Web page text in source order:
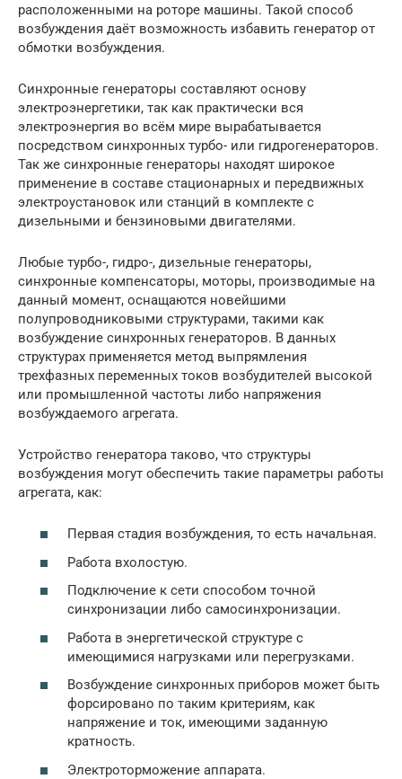
расположенными на роторе машины. Такой способ
возбуждения даёт возможность избавить генератор от
обмотки возбуждения.
Синхронные генераторы составляют основу
электроэнергетики, так как практически вся
электроэнергия во всём мире вырабатывается
посредством синхронных турбо- или гидрогенераторов.
Так же синхронные генераторы находят широкое
применение в составе стационарных и передвижных
электроустановок или станций в комплекте с
дизельными и бензиновыми двигателями.
Любые турбо-, гидро-, дизельные генераторы,
синхронные компенсаторы, моторы, производимые на
данный момент, оснащаются новейшими
полупроводниковыми структурами, такими как
возбуждение синхронных генераторов. В данных
структурах применяется метод выпрямления
трехфазных переменных токов возбудителей высокой
или промышленной частоты либо напряжения
возбуждаемого агрегата.
Устройство генератора таково, что структуры
возбуждения могут обеспечить такие параметры работы
агрегата, как:
Первая стадия возбуждения, то есть начальная.
Работа вхолостую.
Подключение к сети способом точной
синхронизации либо самосинхронизации.
Работа в энергетической структуре с
имеющимися нагрузками или перегрузками.
Возбуждение синхронных приборов может быть
форсировано по таким критериям, как
напряжение и ток, имеющими заданную
кратность.
Электроторможение аппарата.